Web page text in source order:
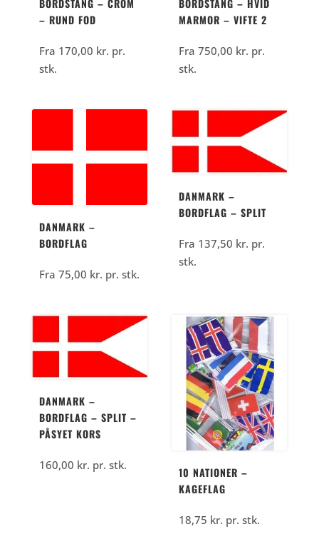
BORDSTANG – CROM
– RUND FOD
Fra 170,00 kr. pr.
stk.
BORDSTANG – HVID
MARMOR – VIFTE 2
Fra750,00 kr. pr.
stk.
DANMARK –
BORDFLAG
Fra 75,00 kr. pr. stk.
DANMARK –
BORDFLAG – SPLIT
Fra 137,50 kr. pr.
stk.
DANMARK –
BORDFLAG – SPLIT –
PÅSYET KORS
160,00 kr. pr. stk.
10 NATIONER –
KAGEFLAG
18,75 kr. pr. stk.